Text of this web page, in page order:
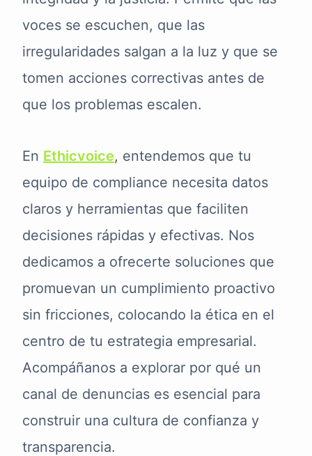
voces se escuchen, que las
irregularidades salgan a la luz y que se
tomen acciones correctivas antes de
que los problemas escalen.
En Ethicvoice, entendemos que tu
equipo de compliance necesita datos
claros y herramientas que faciliten
decisiones rápidas y efectivas. Nos
dedicamos a ofrecerte soluciones que
promuevan un cumplimiento proactivo
sin fricciones, colocando la ética en el
centro de tu estrategia empresarial.
Acompáñanos a explorar por qué un
canal de denuncias es esencial para
construir una cultura de confianza y
transparencia.